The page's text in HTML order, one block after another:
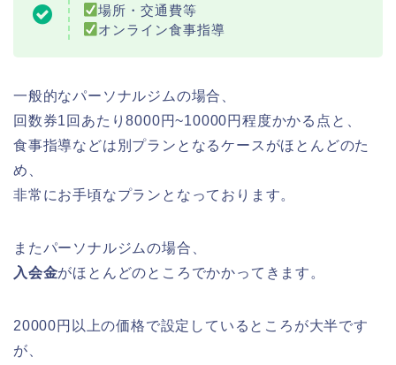
場所・交通費等
オンライン食事指導
一般的なパーソナルジムの場合、
回数券1回あたり8000円~10000円程度かかる点と、
食事指導などは別プランとなるケースがほとんどのた
め、
非常にお手頃なプランとなっております。
またパーソナルジムの場合、
入会金がほとんどのところでかかってきます。
20000円以上の価格で設定しているところが大半です
が、